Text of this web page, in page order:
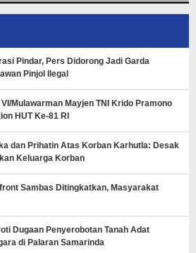
Pindar, Pers Didorong Jadi Garda
Pinjol Ilegal
Mulawarman Mayjen TNI Krido Pramono
HUT Ke-81 RI
dan Prihatin Atas Korban Karhutla: Desak
Keluarga Korban
Sambas Ditingkatkan, Masyarakat
Dugaan Penyerobotan Tanah Adat
di Palaran Samarinda